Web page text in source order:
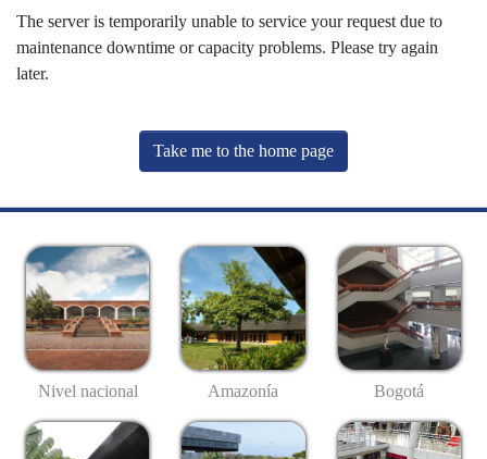
The server is temporarily unable to service your request due to
maintenance downtime or capacity problems. Please try again
later.
Take me to the home page
Nivel nacional Amazonía Bogotá